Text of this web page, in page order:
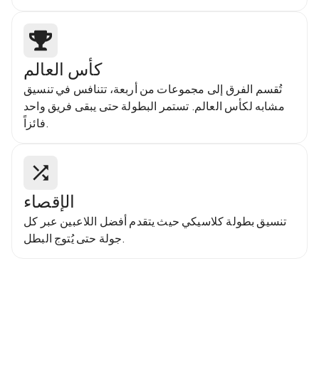
كأس العالم
تُقسم الفرق إلى مجموعات من أربعة، تتنافس في تنسيق
مشابه لكأس العالم. تستمر البطولة حتى يبقى فريق واحد
فائزاً.
الإقصاء
تنسيق بطولة كلاسيكي حيث يتقدم أفضل اللاعبين عبر كل
جولة حتى يُتوج البطل.